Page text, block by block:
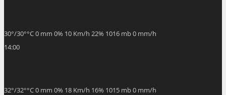
30°/30°°C0 mm 0% 10 Km/h 22% 1016 mb0 mm/h
14:00
32°/32°°C0 mm 0% 18 Km/h 16% 1015 mb0 mm/h